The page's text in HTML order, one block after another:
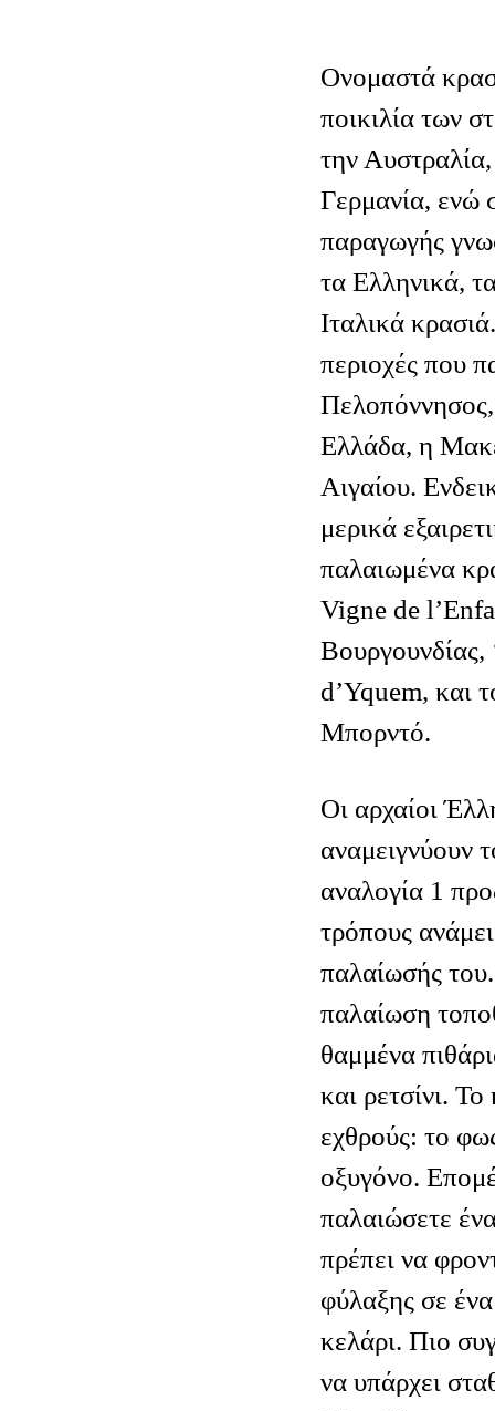
Ονομαστά
ποικιλία των
την
Γερμανία, ενώ
παραγωγής
τα Ελληνικά,
Ιταλικά
περιοχές που
Ελλάδα, η
Αιγαίου.
μερικά
παλαιωμένα
Vigne de
Βουργουνδίας,
d’Yquem, και
Μπορντό.
Οι αρχαίοι
αναμειγνύουν
αναλογία 1
τρόπους
παλαίωσής
παλαίωση
θαμμένα
και ρετσίνι. Το
εχθρούς: το
οξυγόνο.
παλαιώσετε
πρέπει να
φύλαξης σε
κελάρι. Πιο
να υπάρχει